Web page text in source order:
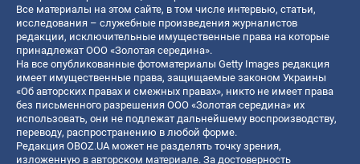
Все материалы на этом сайте, в том числе интервью, статьи,
исследования – служебные произведения журналистов
редакции, исключительные имущественные права на которые
принадлежат ООО «Золотая середина».
На все опубликованные фотоматериалы Getty Images редакция
имеет имущественные права, защищаемые законом Украины
«Об авторских правах и смежных правах», никто не имеет права
без письменного разрешения ООО «Золотая середина» их
использовать, они не подлежат дальнейшему воспроизводству,
переводу, распространению в любой форме.
Редакция OBOZ.UA может не разделять точку зрения,
изложенную в авторском материале. За достоверность